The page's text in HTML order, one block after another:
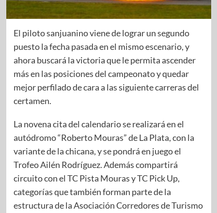
El piloto sanjuanino viene de lograr un segundo
puesto la fecha pasada en el mismo escenario, y
ahora buscará la victoria que le permita ascender
más en las posiciones del campeonato y quedar
mejor perfilado de cara a las siguiente carreras del
certamen.
La novena cita del calendario se realizará en el
autódromo “Roberto Mouras” de La Plata, con la
variante de la chicana, y se pondrá en juego el
Trofeo Ailén Rodríguez. Además compartirá
circuito con el TC Pista Mouras y TC Pick Up,
categorías que también forman parte de la
estructura de la Asociación Corredores de Turismo